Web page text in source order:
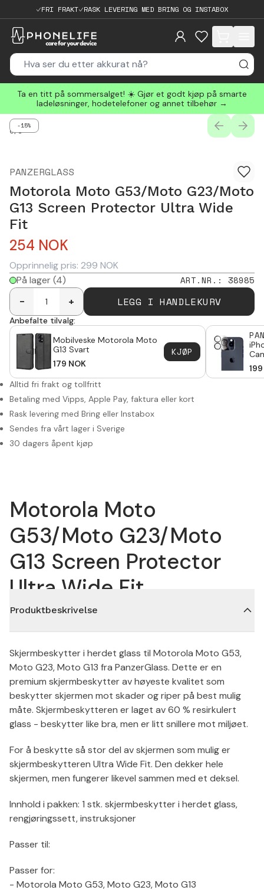
FRI FRAKT RASK LEVERING MED BRING OG INSTABOX
items in cart,
Ta en titt på sommersalget! ☀️ Gjør et godt kjøp på smarte
ladeløsninger, hodetelefoner og annet tilbehør →
-15%
0/3
PANZERGLASS
Motorola Moto G53/Moto G23/Moto
G13 Screen Protector Ultra Wide
Fit
254 NOK
Opprinnelig pris: 299 NOK
På lager(4) ART.NR. : 38985
-
+ LEGG I HANDLEKURV
Anbefalte tilvalg:
Mobilveske Motorola Moto
G13 Svart
179 NOK
KJØP
199
Alltid fri frakt og tollfritt
Betaling med Vipps, Apple Pay, faktura eller kort
Rask levering med Bring eller Instabox
Sendes fra vårt lager i Sverige
30 dagers åpent kjøp
Motorola Moto
G53/Moto G23/Moto
G13 Screen Protector
Ultra Wide Fit
Produktbeskrivelse
Skjermbeskytter i herdet glass til Motorola Moto G53,
Moto G23, Moto G13 fra PanzerGlass. Dette er en
premium skjermbeskytter av høyeste kvalitet som
beskytter skjermen mot skader og riper på best mulig
måte. Skjermbeskytteren er laget av 60 % resirkulert
glass - beskytter like bra, men er litt snillere mot miljøet.
For å beskytte så stor del av skjermen som mulig er
skjermbeskytteren Ultra Wide Fit. Den dekker hele
skjermen, men fungerer likevel sammen med et deksel.
Innhold i pakken: 1 stk. skjermbeskytter i herdet glass,
rengjøringssett, instruksjoner
Passer til:
Passer for:
- Motorola Moto G53, Moto G23, Moto G13